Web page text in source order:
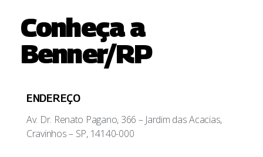
Conheça a
Benner/RP
ENDEREÇO
Av. Dr. Renato Pagano, 366 – Jardim das Acacias,
Cravinhos – SP, 14140-000